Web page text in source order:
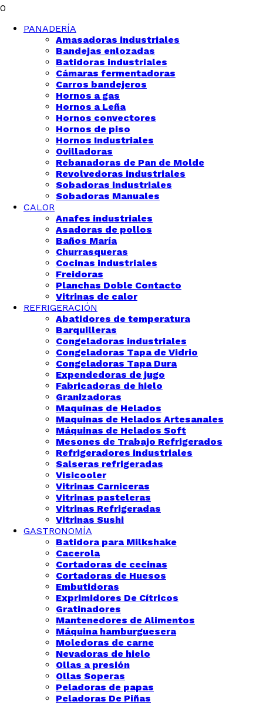
0
PANADERÍA
Amasadoras industriales
Bandejas enlozadas
Batidoras industriales
Cámaras fermentadoras
Carros bandejeros
Hornos a gas
Hornos a Leña
Hornos convectores
Hornos de piso
Hornos Industriales
Ovilladoras
Rebanadoras de Pan de Molde
Revolvedoras industriales
Sobadoras industriales
Sobadoras Manuales
CALOR
Anafes industriales
Asadoras de pollos
Baños María
Churrasqueras
Cocinas industriales
Freidoras
Planchas Doble Contacto
Vitrinas de calor
REFRIGERACIÓN
Abatidores de temperatura
Barquilleras
Congeladoras industriales
Congeladoras Tapa de Vidrio
Congeladoras Tapa Dura
Expendedoras de jugo
Fabricadoras de hielo
Granizadoras
Maquinas de Helados
Maquinas de Helados Artesanales
Máquinas de Helados Soft
Mesones de Trabajo Refrigerados
Refrigeradores industriales
Salseras refrigeradas
Visicooler
Vitrinas Carniceras
Vitrinas pasteleras
Vitrinas Refrigeradas
Vitrinas Sushi
GASTRONOMÍA
Batidora para Milkshake
Cacerola
Cortadoras de cecinas
Cortadoras de Huesos
Embutidoras
Exprimidores De Cítricos
Gratinadores
Mantenedores de Alimentos
Máquina hamburguesera
Moledoras de carne
Nevadoras de hielo
Ollas a presión
Ollas Soperas
Peladoras de papas
Peladoras De Piñas